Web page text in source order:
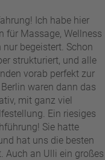
Ich habe hier
für Massage, Wellness
begeistert. Schon
strukturiert, und alle
vorab perfekt zur
waren dann das
mit ganz viel
Ein riesiges
Sie hatte
hat uns die besten
Auch an Ulli ein großes